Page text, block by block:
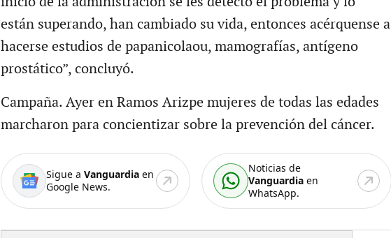
están superando, han cambiado su vida, entonces acérquense a
hacerse estudios de papanicolaou, mamografías, antígeno
prostático”, concluyó.
Campaña. Ayer en Ramos Arizpe mujeres de todas las edades
marcharon para concientizar sobre la prevención del cáncer.
Sigue a Vanguardiaen
Google News.
Noticias de
Vanguardia en
WhatsApp.